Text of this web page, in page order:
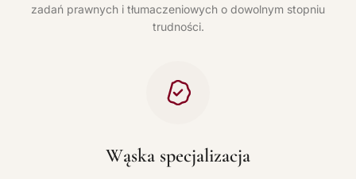
zadań prawnych i tłumaczeniowych o dowolnym stopniu
trudności.
Wąska specjalizacja